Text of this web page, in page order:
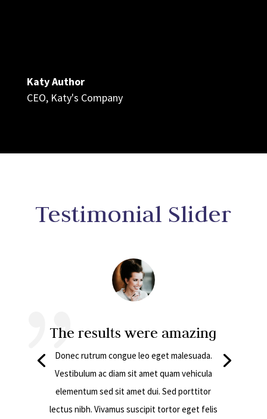
Katy Author
CEO, Katy's Company
Testimonial Slider
The results were amazing
Donec rutrum congue leo eget malesuada.
Vestibulum ac diam sit amet quam vehicula
elementum sed sit amet dui. Sed porttitor
lectus nibh. Vivamus suscipit tortor eget felis